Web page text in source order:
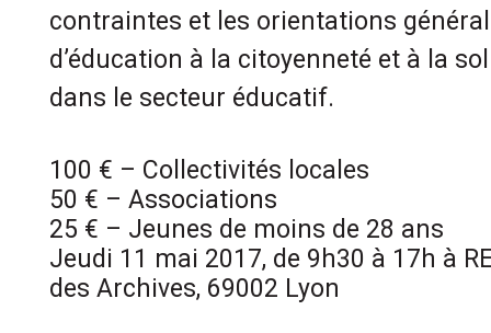
contraintes et les orientations
d’éducation à la citoyenneté et à la
dans le secteur éducatif.
100 € – Collectivités locales
50 € – Associations
25 € – Jeunes de moins de 28 ans
Jeudi 11 mai 2017, de 9h30 à 17h à
des Archives, 69002 Lyon